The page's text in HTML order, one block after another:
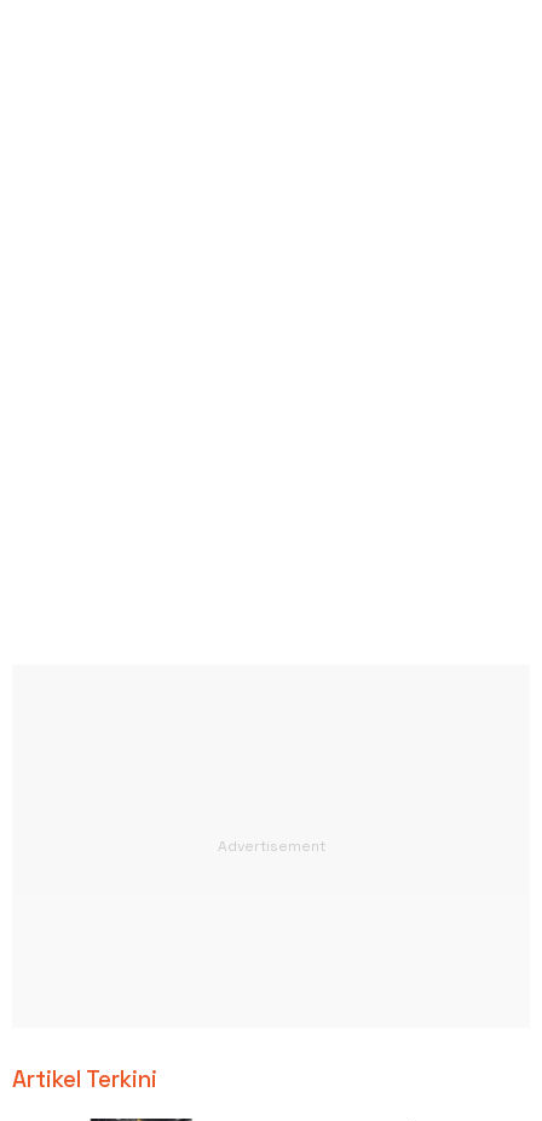
Artikel Terkini